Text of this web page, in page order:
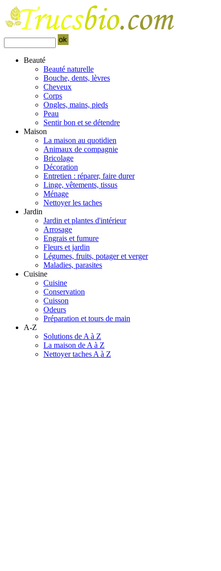
Beauté
Beauté naturelle
Bouche, dents, lèvres
Cheveux
Corps
Ongles, mains, pieds
Peau
Sentir bon et se détendre
Maison
La maison au quotidien
Animaux de compagnie
Bricolage
Décoration
Entretien : réparer, faire durer
Linge, vêtements, tissus
Ménage
Nettoyer les taches
Jardin
Jardin et plantes d'intérieur
Arrosage
Engrais et fumure
Fleurs et jardin
Légumes, fruits, potager et verger
Maladies, parasites
Cuisine
Cuisine
Conservation
Cuisson
Odeurs
Préparation et tours de main
A-Z
Solutions de A à Z
La maison de A à Z
Nettoyer taches A à Z